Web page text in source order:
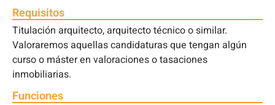
Requisitos
Titulación arquitecto, arquitecto técnico o similar.
Valoraremos aquellas candidaturas que tengan algún
curso o máster en valoraciones o tasaciones
inmobiliarias.
Funciones